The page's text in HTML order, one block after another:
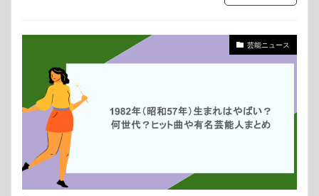
芸能ニュース